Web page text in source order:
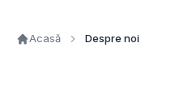
Acasă Despre noi